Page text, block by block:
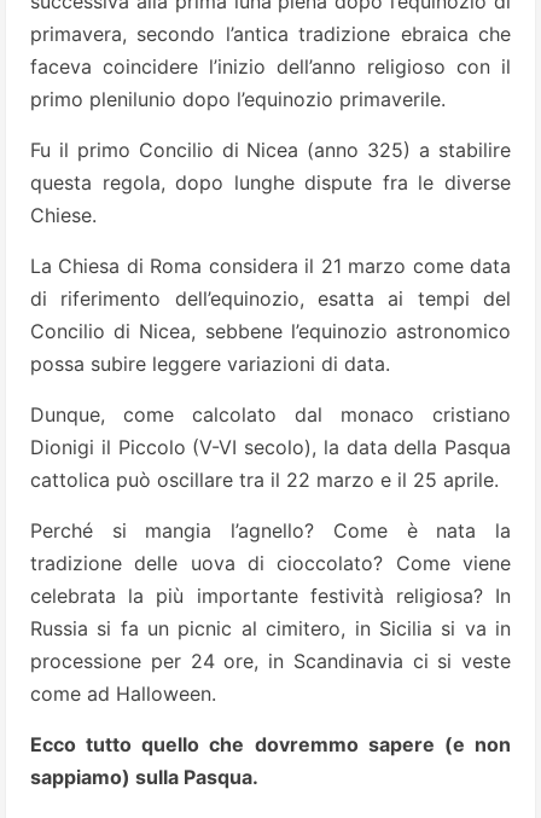
primavera, secondo l’antica tradizione ebraica che
faceva coincidere l’inizio dell’anno religioso con il
primo plenilunio dopo l’equinozio primaverile.
Fu il primo Concilio di Nicea (anno 325) a stabilire
questa regola, dopo lunghe dispute fra le diverse
Chiese.
La Chiesa di Roma considera il 21 marzo come data
di riferimento dell’equinozio, esatta ai tempi del
Concilio di Nicea, sebbene l’equinozio astronomico
possa subire leggere variazioni di data.
Dunque, come calcolato dal monaco cristiano
Dionigi il Piccolo (V-VI secolo), la data della Pasqua
cattolica può oscillare tra il 22 marzo e il 25 aprile.
Perché si mangia l’agnello? Come è nata la
tradizione delle uova di cioccolato? Come viene
celebrata la più importante festività religiosa? In
Russia si fa un picnic al cimitero, in Sicilia si va in
processione per 24 ore, in Scandinavia ci si veste
come ad Halloween.
Ecco tutto quello che dovremmo sapere (e non
sappiamo) sulla Pasqua.